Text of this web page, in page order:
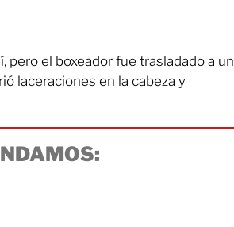
pero el boxeador fue trasladado a un
laceraciones en la cabeza y